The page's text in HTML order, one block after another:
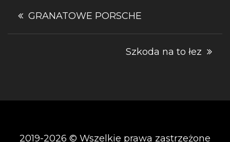
Nawigacja
GRANATOWE PORSCHE
Szkoda na to łez
2019-2026 © Wszelkie prawa zastrzeżone